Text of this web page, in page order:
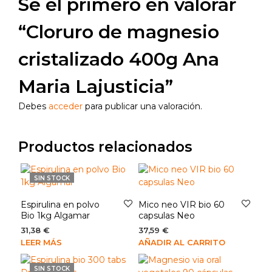
“Cloruro de magnesio
cristalizado 400g Ana
Maria Lajusticia”
Debes acceder para publicar una valoración.
Productos relacionados
SIN STOCK
Espirulina en polvo
Bio 1kg Algamar
31,38 €
LEER MÁS
Mico neo VIR bio 60
capsulas Neo
37,59 €
AÑADIR AL CARRITO
SIN STOCK